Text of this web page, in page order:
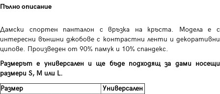
Пълно описание
Дамски спортен панталон с връзка на кръста. Модела е с
интересни външни джобове с контрастни ленти и декоративни
ципове. Произведен от 90% памук и 10% спандекс.
Размерът е универсален и ще бъде подходящ за дами носещи
размери S, M или L.
Размер
Универсален